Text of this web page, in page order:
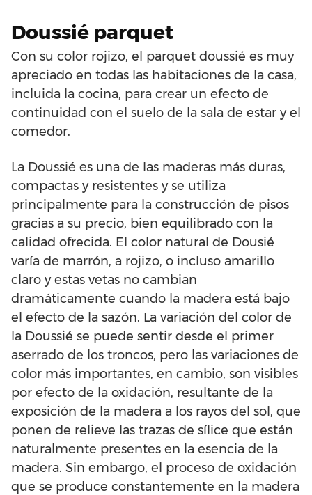
Doussié parquet
Con su color rojizo, el parquet doussié es muy
apreciado en todas las habitaciones de la casa,
incluida la cocina, para crear un efecto de
continuidad con el suelo de la sala de estar y el
comedor.
La Doussié es una de las maderas más duras,
compactas y resistentes y se utiliza
principalmente para la construcción de pisos
gracias a su precio, bien equilibrado con la
calidad ofrecida. El color natural de Dousié
varía de marrón, a rojizo, o incluso amarillo
claro y estas vetas no cambian
dramáticamente cuando la madera está bajo
el efecto de la sazón. La variación del color de
la Doussié se puede sentir desde el primer
aserrado de los troncos, pero las variaciones de
color más importantes, en cambio, son visibles
por efecto de la oxidación, resultante de la
exposición de la madera a los rayos del sol, que
ponen de relieve las trazas de sílice que están
naturalmente presentes en la esencia de la
madera. Sin embargo, el proceso de oxidación
que se produce constantemente en la madera